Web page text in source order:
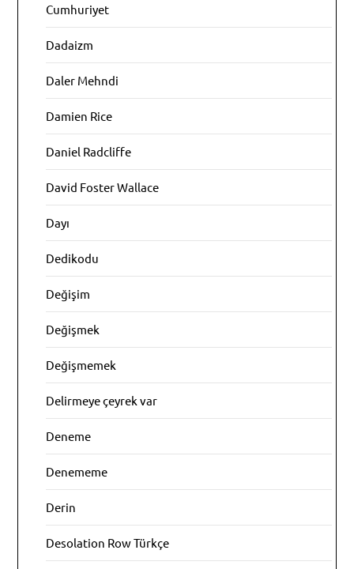
Cumhuriyet
Dadaizm
Daler Mehndi
Damien Rice
Daniel Radcliffe
David Foster Wallace
Dayı
Dedikodu
Değişim
Değişmek
Değişmemek
Delirmeye çeyrek var
Deneme
Denememe
Derin
Desolation Row Türkçe